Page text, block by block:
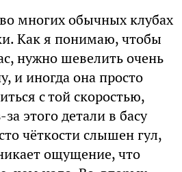
многих обычных клубах
Как я понимаю, чтобы
нужно шевелить очень
и иногда она просто
с той скоростью,
этого детали в басу
чёткости слышен гул,
ощущение, что